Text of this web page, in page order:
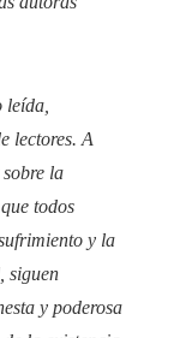
leída,
lectores. A
la
todos
y la
siguen
y poderosa